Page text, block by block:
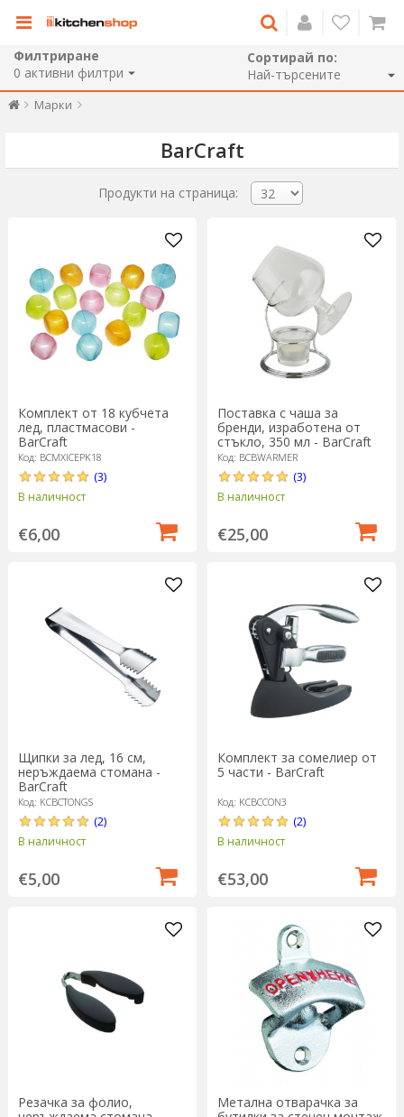
Филтриране
0 активни филтри
Сортирай по:
Марки
BarCraft
Продукти на страница:
Комплект от 18 кубчета
лед, пластмасови -
BarCraft
Код: BCMXICEPK18
(3)
В наличност
€6,00
Поставка с чаша за
бренди, изработена от
стъкло, 350 мл - BarCraft
Код: BCBWARMER
(3)
В наличност
€25,00
Щипки за лед, 16 см,
неръждаема стомана -
BarCraft
Код: KCBCTONGS
(2)
В наличност
€5,00
Комплект за сомелиер от
5 части - BarCraft
Код: KCBCCON3
(2)
В наличност
€53,00
Резачка за фолио,
Метална отварачка за